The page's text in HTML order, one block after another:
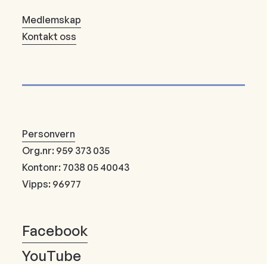
Medlemskap
Kontakt oss
Personvern
Org.nr: 959 373 035
Kontonr: 7038 05 40043
Vipps: 96977
Facebook
YouTube